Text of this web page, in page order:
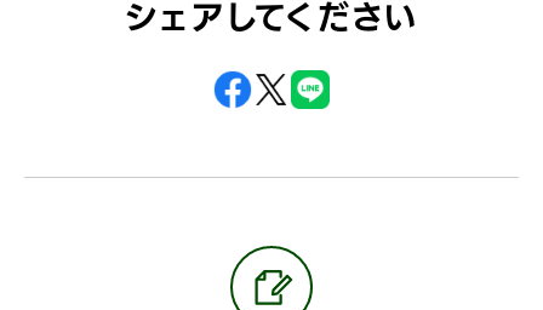
シェアしてください